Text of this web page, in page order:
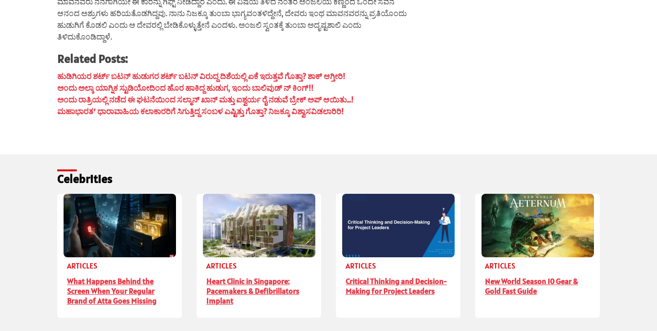
ಆನಂದ ಅಶ್ರುಗಳು ಹರಿಯತೊಡಗಿದ್ದವು. ನಾನು ನಿಜಕ್ಕೂ ತುಂಬಾ ಭಾಗ್ಯವಂತಳಿದ್ದೇನೆ, ದೇವರು ಇಂಥ ಮಾವನವರನ್ನು ಪ್ರತಿಯೊಂದು
ಹುಡುಗಿಗೆ ಕೊಡಲಿ ಎಂದು ಆ ದೇವರಲ್ಲಿ ಬೇಡಿಕೊಳ್ಳುತ್ತೇನೆ ಎಂದಳು. ಅಂಜಲಿ ಸ್ವಂತಕ್ಕೆ ತುಂಬಾ ಅದೃಷ್ಟಶಾಲಿ ಎಂದು
ತಿಳಿದುಕೊಂಡಿದ್ದಾಳೆ.
Related Posts:
ಹುಡಿಗಿಯರ ಶರ್ಟ್ ಬಟನ್ ಹುಡುಗರ ಶರ್ಟ್ ಬಟನ್ ವಿರುದ್ದ ದಿಶೆಯಲ್ಲಿ ಏಕೆ ಇರುತ್ತವೆ ಗೊತ್ತಾ? ಶಾಕ್ ಆಗ್ತೀರಿ!
ಅಂದು ಅಲ್ಕಾ ಯಾಗ್ನಿಕ ಸ್ಟುಡಿಯೋದಿಂದ ಹೊರ ಹಾಕಿದ್ದ ಹುಡುಗ, ಇಂದು ಬಾಲಿವುಡ್ ನ್ ಕಿಂಗ್!!
ಅಂದು ರಾತ್ರಿಯಲ್ಲಿ ನಡೆದ ಈ ಘಟನೆಯಿಂದ ಸಲ್ಮಾನ್ ಖಾನ್ ಮತ್ತು ಐಶ್ವರ್ಯ ರೈ ನಡುವೆ ಬ್ರೇಕ್ ಅಪ್ ಆಯಿತು…!
ಮಹಾಭಾರತ’ ಧಾರಾವಾಹಿಯ ಕಲಾಕಾರರಿಗೆ ಸಿಗುತ್ತಿದ್ದ ಸಂಬಳ ಎಷ್ಟಿತ್ತು ಗೊತ್ತಾ? ನಿಜಕ್ಕೂ ವಿಶ್ವಾಸವಿಡಲಾರಿರಿ!
Celebrities
ARTICLES
What Happens Behind the
Screen When Your Regular
Brand of Atta Goes Missing
ARTICLES
Heart Clinic in Singapore:
Pacemakers & Defibrillators
Implant
ARTICLES
Critical Thinking and Decision-
Making for Project Leaders
ARTICLES
New World Season 10 Gear &
Gold Fast Guide